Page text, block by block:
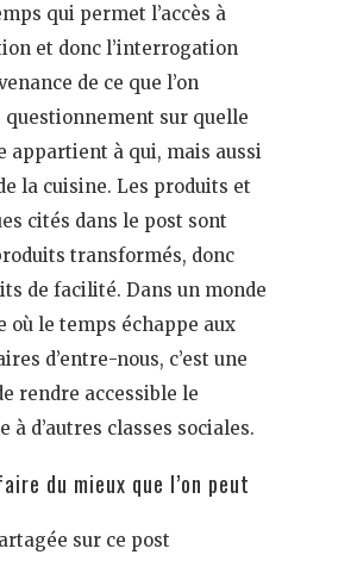
qui permet l’accès à
et donc l’interrogation
de ce que l’on
questionnement sur quelle
appartient à qui, mais aussi
la cuisine. Les produits et
cités dans le post sont
transformés, donc
de facilité. Dans un monde
où le temps échappe aux
d’entre-nous, c’est une
rendre accessible le
à d’autres classes sociales.
du mieux que l’on peut
sur ce post